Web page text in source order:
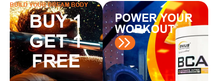
BUILD YOUR DREAM BODY
BUY 1
GET 1
FREE
POWER YOUR
WORKOUT